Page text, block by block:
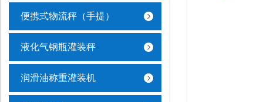
便携式物流秤（手提）
液化气钢瓶灌装秤
润滑油称重灌装机